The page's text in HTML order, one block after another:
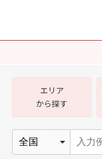
エリア
から探す